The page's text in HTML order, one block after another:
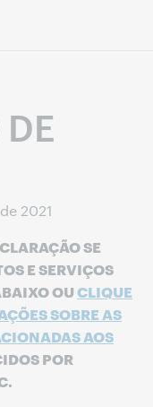
2021
SE
E SERVIÇOS
OUCLIQUE
SOBRE AS
AOS
POR